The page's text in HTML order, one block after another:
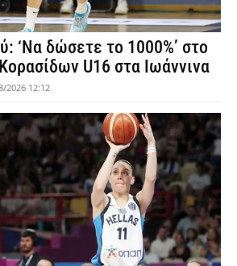
‘Να δώσετε το 1000%’ στο
U16 στα Ιωάννινα
2026 12:12